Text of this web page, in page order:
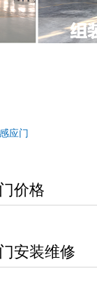
应门
价格
安装维修